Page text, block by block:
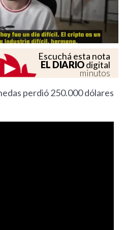
Escuchá esta nota
EL DIARIOdigital
minutos
perdió 250.000 dólares